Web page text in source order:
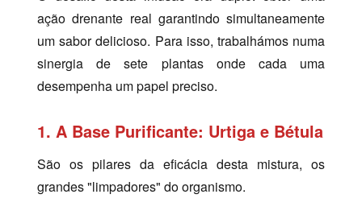
ação drenante real garantindo simultaneamente
um sabor delicioso. Para isso, trabalhámos numa
sinergia de sete plantas onde cada uma
desempenha um papel preciso.
1. A Base Purificante: Urtiga e Bétula
São os pilares da eficácia desta mistura, os
grandes "limpadores" do organismo.